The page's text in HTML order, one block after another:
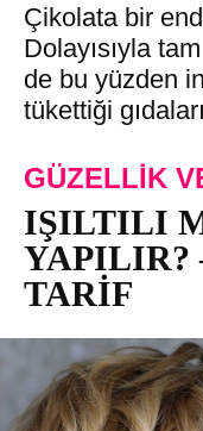
Çikolata bir
Dolayısıyla
de bu yüzden
tükettiği
GÜZELLIK
IŞILTILI
YAPILIR?
TARIF